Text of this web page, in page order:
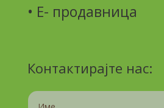
• Е- продавница
Контактирајте нас: